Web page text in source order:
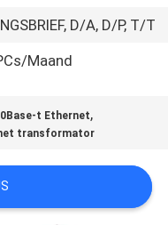
D/A, D/P, T/T
Maand
t Ethernet,
transformator